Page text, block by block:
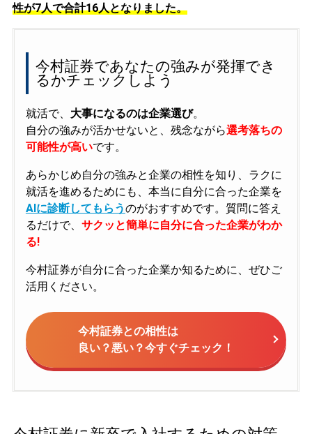
性が7人で合計16人となりました。
今村証券であなたの強みが発揮でき
るかチェックしよう
就活で、 大事になるのは企業選び。
自分の強みが活かせないと、残念ながら選考落ちの
可能性が高いです。
あらかじめ自分の強みと企業の相性を知り、ラクに
就活を進めるためにも、本当に自分に合った企業を
AIに診断してもらうのがおすすめです。質問に答え
るだけで、 サクッと簡単に自分に合った企業がわか
る!
今村証券が自分に合った企業か知るために、ぜひご
活用ください。
今村証券との相性は
良い？悪い？今すぐチェック！